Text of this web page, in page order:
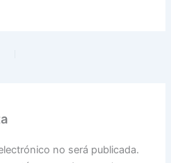
no será publicada.